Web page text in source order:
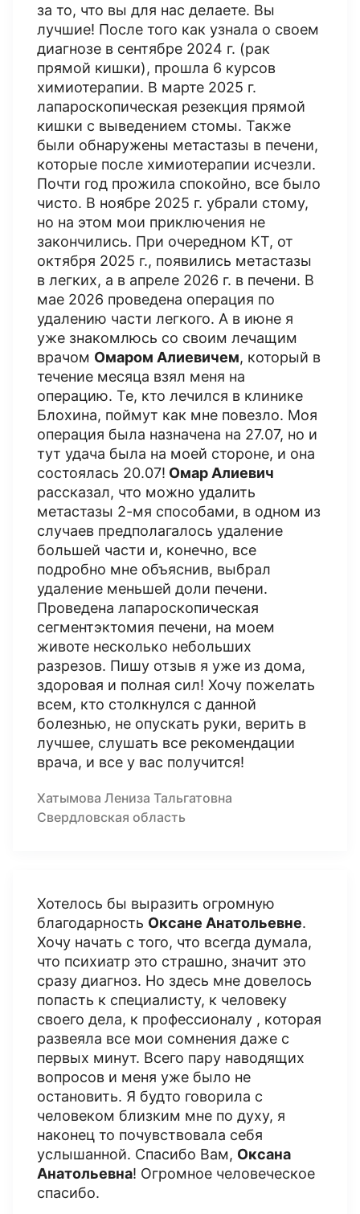
за то, что вы для нас делаете. Вы
лучшие! После того как узнала о своем
диагнозе в сентябре 2024 г. (рак
прямой кишки), прошла 6 курсов
химиотерапии​. В марте 2025 г.
лапароскопическая резекция прямой
кишки с выведением стомы. Также
были обнаружены метастазы в печени,
которые после химиотерапии исчезли.
Почти год прожила спокойно, все было
чисто. В ноябре 2025 г. убрали стому,
но на этом мои приключения не
закончились. При очередном КТ​, от
октября 2025 г., появились метастазы
в легких, а в апреле 2026 г. в печени. В
мае 2026 проведена операция по
удалению части легкого. А в июне я
уже знакомлюсь со своим лечащим
врачом Омаром Алиевичем, который в
течение месяца взял меня на
операцию. Те, кто лечился в клинике
Блохина, поймут как мне повезло. Моя
операция была назначена на 27.07, но и
тут удача была на моей стороне, и она
состоялась 20.07! Омар Алиевич
рассказал, что можно удалить
метастазы 2-мя способами, в одном из
случаев предполагалось удаление
большей части и, конечно, все
подробно мне объяснив, выбрал
удаление меньшей доли печени.
Проведена лапароскопическая
сегментэктомия печени, на моем
животе несколько небольших
разрезов. Пишу отзыв я уже из дома,
здоровая и полная сил! Хочу пожелать
всем, кто столкнулся с данной
болезнью, не опускать руки, верить в
лучшее, слушать все рекомендации
врача, и все у вас получится!
Хатымова Лениза Тальгатовна
Свердловская область
Хотелось бы выразить огромную
благодарность Оксане Анатольевне.
Хочу начать с того, что всегда думала,
что психиатр это страшно, значит это
сразу диагноз. Но здесь мне довелось
попасть к специалисту, к человеку
своего дела, к профессионалу , которая
развеяла все мои сомнения даже с
первых минут. Всего пару наводящих
вопросов и меня уже было не
остановить. Я будто говорила с
человеком близким мне по духу, я
наконец то почувствовала себя
услышанной. Спасибо Вам, Оксана
Анатольевна! Огромное человеческое
спасибо.